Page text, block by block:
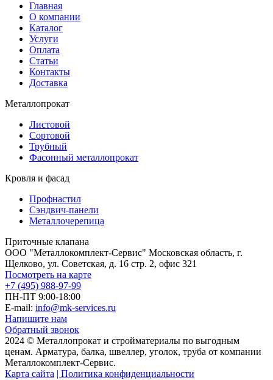
Главная
О компании
Каталог
Услуги
Оплата
Статьи
Контакты
Доставка
Металлопрокат
Листовой
Сортовой
Трубный
Фасонный металлопрокат
Кровля и фасад
Профнастил
Сэндвич-панели
Металлочерепица
Приточные клапана
ООО "Металлокомплект-Сервис" Московская область, г.
Щелково, ул. Советская, д. 16 стр. 2, офис 321
Посмотреть на карте
+7 (495) 988-97-99
ПН-ПТ 9:00-18:00
E-mail: info@mk-services.ru
Напишите нам
Обратный звонок
2024 © Металлопрокат и стройматериалы по выгодным
ценам. Арматура, балка, швеллер, уголок, труба от компании
Металлокомплект-Сервис.
Карта сайта | Политика конфиденциальности